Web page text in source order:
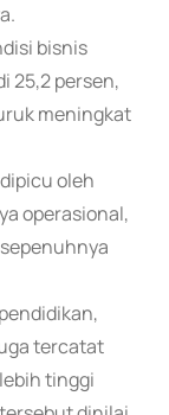
bisnis
25,2 persen,
meningkat
oleh
operasional,
tercatat
tinggi